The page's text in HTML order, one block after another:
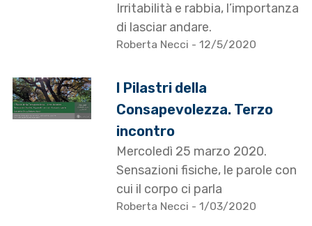
Irritabilità e rabbia, l’importanza
di lasciar andare.
Roberta Necci - 12/5/2020
I Pilastri della
Consapevolezza. Terzo
incontro
Mercoledì 25 marzo 2020.
Sensazioni fisiche, le parole con
cui il corpo ci parla
Roberta Necci - 1/03/2020